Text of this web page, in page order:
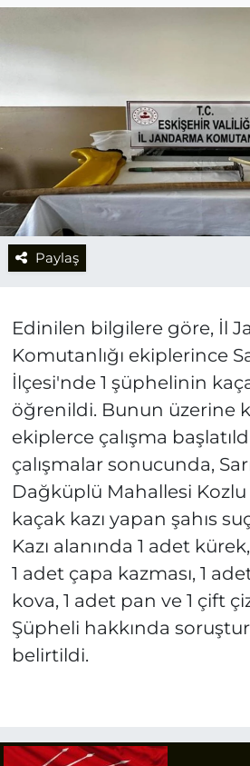
Paylaş
Edinilen bilgilere göre, İl
Komutanlığı ekiplerince
İlçesi'nde 1 şüphelinin
öğrenildi. Bunun üzerine
ekiplerce çalışma
çalışmalar sonucunda,
Dağküplü Mahallesi
kaçak kazı yapan şahıs
Kazı alanında 1 adet
1 adet çapa kazması, 1
kova, 1 adet pan ve 1 çift
Şüpheli hakkında
belirtildi.